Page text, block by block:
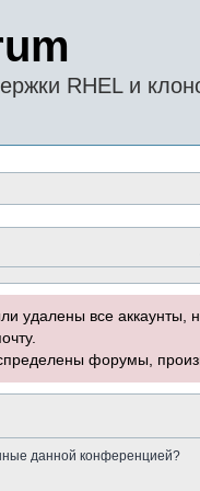
RHEL и
удалены все
форумы,
данной конференцией?